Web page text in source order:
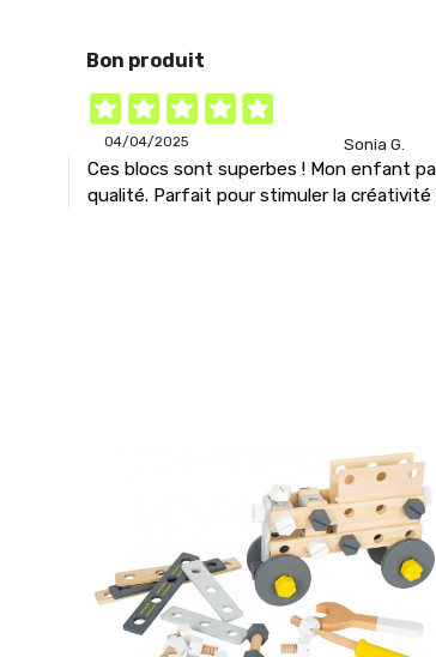
Bon produit
04/04/2025 Sonia G.
Ces blocs sont superbes ! Mon enfant
qualité. Parfait pour stimuler la